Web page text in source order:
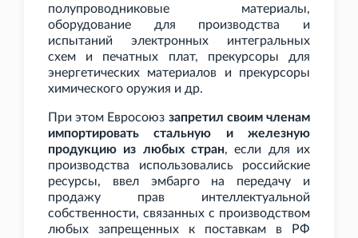
полупроводниковые материалы,
оборудование для производства и
испытаний электронных интегральных
схем и печатных плат, прекурсоры для
энергетических материалов и прекурсоры
химического оружия и др.
При этом Евросоюз запретил своим членам
импортировать стальную и железную
продукцию из любых стран, если для их
производства использовались российские
ресурсы, ввел эмбарго на передачу и
продажу прав интеллектуальной
собственности, связанных с производством
любых запрещенных к поставкам в РФ